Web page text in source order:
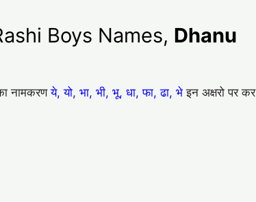
Boys Names, Dhanu
नामकरणये, यो, भा, भी, भू, धा, फा, ढा, भे इन अक्षरो पर कर